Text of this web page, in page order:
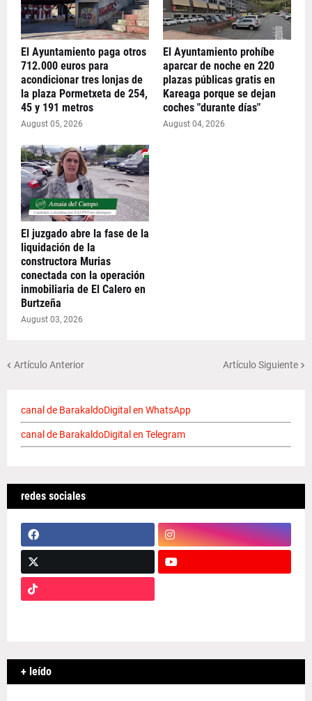
El Ayuntamiento paga otros
712.000 euros para
acondicionar tres lonjas de
la plaza Pormetxeta de 254,
45 y 191 metros
August 05, 2026
El Ayuntamiento prohíbe
aparcar de noche en 220
plazas públicas gratis en
Kareaga porque se dejan
coches "durante días"
August 04, 2026
El juzgado abre la fase de la
liquidación de la
constructora Murias
conectada con la operación
inmobiliaria de El Calero en
Burtzeña
August 03, 2026
Artículo Anterior Artículo Siguiente
canal de BarakaldoDigital en WhatsApp
canal de BarakaldoDigital en Telegram
redes sociales
+ leído